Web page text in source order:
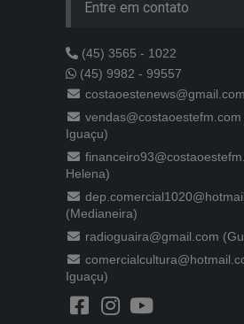
Entre em contato
(45) 3565 - 1022
(45) 9982 - 99557
Iguaçu)
Helena)
(Medianeira)
radioguaira@gmail.com
Iguaçu)